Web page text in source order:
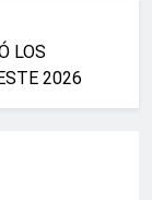
LOS
2026